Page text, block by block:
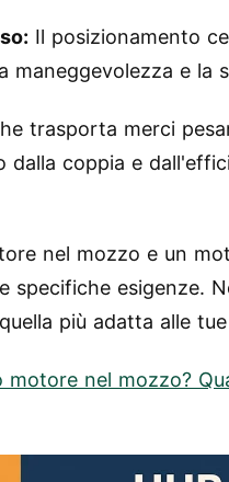
Il posizionamento
maneggevolezza e la
trasporta merci
coppia e
nel mozzo e un
specifiche esigenze.
più adatta alle
nel mozzo?